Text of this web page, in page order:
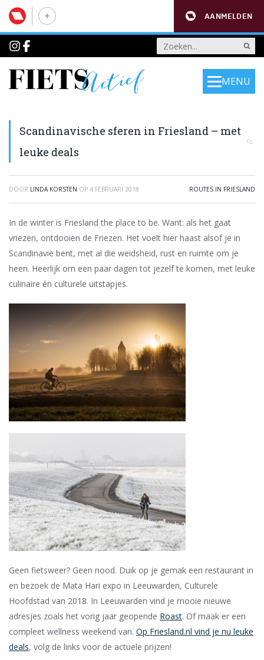
AANMELDEN
MENU
Scandinavische sferen in Friesland – met
leuke deals
DOOR LINDA KORSTEN OP 4 FEBRUARI 2018 ROUTES IN FRIESLAND
In de winter is Friesland the place to be. Want: als het gaat
vriezen, ontdooien de Friezen. Het voelt hier haast alsof je in
Scandinavië bent, met al die weidsheid, rust en ruimte om je
heen. Heerlijk om een paar dagen tot jezelf te komen, met leuke
culinaire én culturele uitstapjes.
Geen fietsweer? Geen nood. Duik op je gemak een restaurant in
en bezoek de Mata Hari expo in Leeuwarden, Culturele
Hoofdstad van 2018. In Leeuwarden vind je mooie nieuwe
adresjes zoals het vorig jaar geopende Roast. Of maak er een
compleet wellness weekend van. Op Friesland.nl vind je nu leuke
deals, volg de links voor de actuele prijzen!